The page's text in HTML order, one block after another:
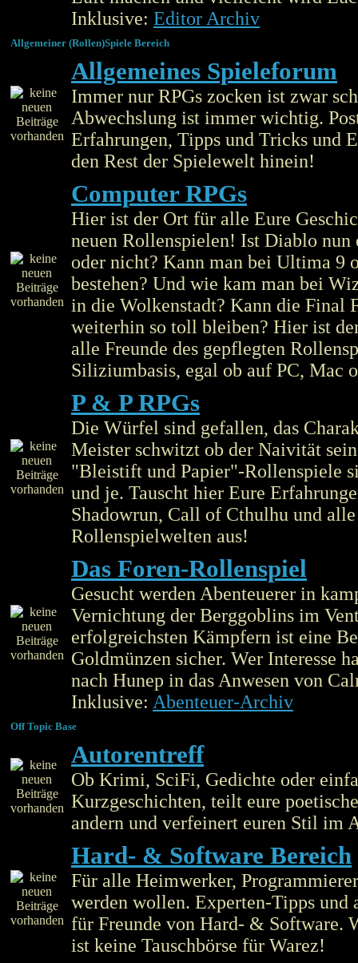
Inklusive: Editor Archiv
Allgemeiner (Rollen)Spiele Bereich
Allgemeines Spieleforum
Immer nur RPGs zocken ist zwar
Abwechslung ist immer wichtig.
Erfahrungen, Tipps und Tricks und
den Rest der Spielewelt hinein!
Computer RPGs
Hier ist der Ort für alle Eure
neuen Rollenspielen! Ist Diablo
oder nicht? Kann man bei Ultima 9
bestehen? Und wie kam man bei
in die Wolkenstadt? Kann die Final
weiterhin so toll bleiben? Hier ist
alle Freunde des gepflegten
Siliziumbasis, egal ob auf PC, Mac
P & P RPGs
Die Würfel sind gefallen, das
Meister schwitzt ob der Naivität
"Bleistift und Papier"-Rollenspiele
und je. Tauscht hier Eure
Shadowrun, Call of Cthulhu und alle
Rollenspielwelten aus!
Das Foren-Rollenspiel
Gesucht werden Abenteuerer in
Vernichtung der Berggoblins im
erfolgreichsten Kämpfern ist eine
Goldmünzen sicher. Wer Interesse
nach Hunep in das Anwesen von
Inklusive: Abenteuer-Archiv
Off Topic Base
Autorentreff
Ob Krimi, SciFi, Gedichte oder
Kurzgeschichten, teilt eure
andern und verfeinert euren Stil im
Hard- & Software Bereich
Für alle Heimwerker,
werden wollen. Experten-Tipps und
für Freunde von Hard- & Software.
ist keine Tauschbörse für Warez!